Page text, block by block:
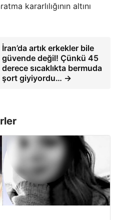
kararlılığının altını
İran’da artık erkekler bile
güvende değil! Çünkü 45
derece sıcaklıkta bermuda
şort giyiyordu… →